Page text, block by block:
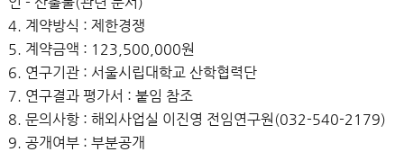
4. 계약방식 : 제한경쟁
5. 계약금액 : 123,500,000원
6. 연구기관 : 서울시립대학교 산학협력단
7. 연구결과 평가서 : 붙임 참조
8. 문의사항 : 해외사업실 이진영 전임연구원(032-540-2179)
9. 공개여부 : 부분공개